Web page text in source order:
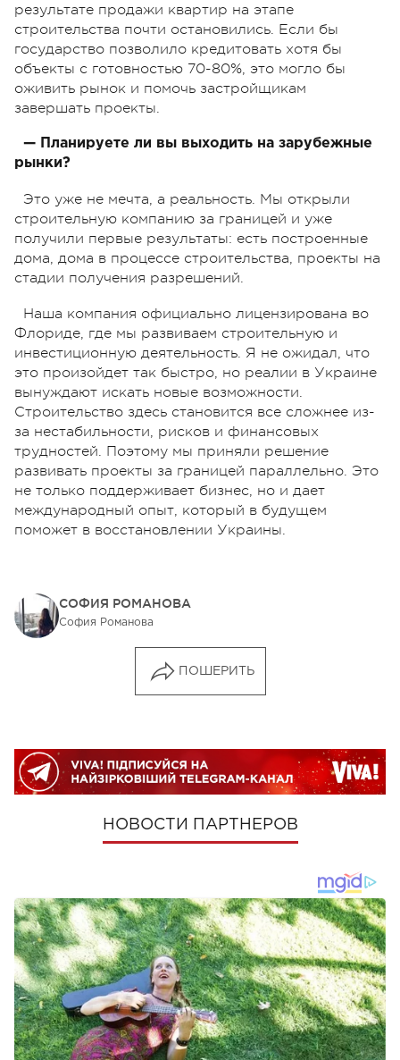
результате продажи квартир на этапе
строительства почти остановились. Если бы
государство позволило кредитовать хотя бы
объекты с готовностью 70-80%, это могло бы
оживить рынок и помочь застройщикам
завершать проекты.
— Планируете ли вы выходить на зарубежные
рынки?
Это уже не мечта, а реальность. Мы открыли
строительную компанию за границей и уже
получили первые результаты: есть построенные
дома, дома в процессе строительства, проекты на
стадии получения разрешений.
Наша компания официально лицензирована во
Флориде, где мы развиваем строительную и
инвестиционную деятельность. Я не ожидал, что
это произойдет так быстро, но реалии в Украине
вынуждают искать новые возможности.
Строительство здесь становится все сложнее из-
за нестабильности, рисков и финансовых
трудностей. Поэтому мы приняли решение
развивать проекты за границей параллельно. Это
не только поддерживает бизнес, но и дает
международный опыт, который в будущем
поможет в восстановлении Украины.
СОФИЯ РОМАНОВА
София Романова
ПОШЕРИТЬ
НОВОСТИ ПАРТНЕРОВ